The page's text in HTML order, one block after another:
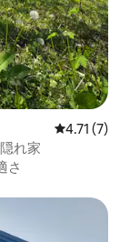
レビュー7
4.71 (7)
れ家
さ